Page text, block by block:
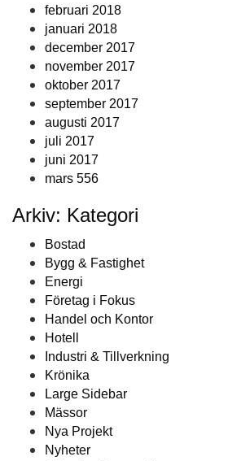
februari 2018
januari 2018
december 2017
november 2017
oktober 2017
september 2017
augusti 2017
juli 2017
juni 2017
mars 556
Arkiv: Kategori
Bostad
Bygg & Fastighet
Energi
Företag i Fokus
Handel och Kontor
Hotell
Industri & Tillverkning
Krönika
Large Sidebar
Mässor
Nya Projekt
Nyheter